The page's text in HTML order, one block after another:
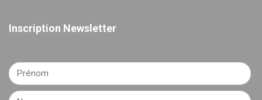
Inscription Newsletter